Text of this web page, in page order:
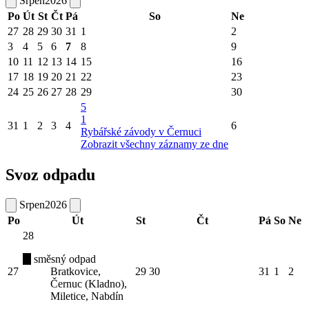
Po Út St Čt Pá So
Ne
27 28 29 30 31 1
2
3
4 5 6 7 8
9
10 11 12 13 14 15
16
17 18 19 20 21 22
23
24 25 26 27 28 29 30
31 1 2 3 4
5
1
Rybářské závody v Černuci
Zobrazit všechny záznamy ze dne
6
Svoz odpadu
Srpen2026
Po
Út St Čt Pá So Ne
27
28
směsný odpad
Bratkovice,
Černuc (Kladno),
Miletice, Nabdín
29 30 31 1 2